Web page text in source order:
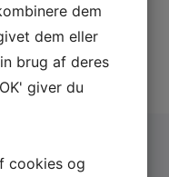
dem
dem eller
brug af deres
giver du
cookies og